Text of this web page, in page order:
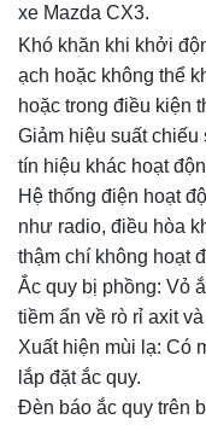
xe Mazda CX3.
Khó khăn khi khởi
ạch hoặc không thể
hoặc trong điều kiện
Giảm hiệu suất
tín hiệu khác hoạt
Hệ thống điện hoạt
như radio, điều hòa
thậm chí không hoạt
Ắc quy bị phồng: Vỏ
tiềm ẩn về rò rỉ axit
Xuất hiện mùi lạ: Có
lắp đặt ắc quy.
Đèn báo ắc quy trên